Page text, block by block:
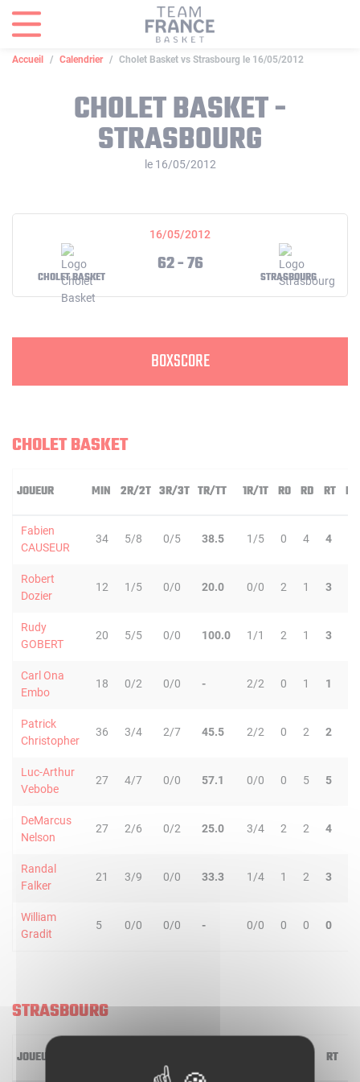
Accueil Calendrier Cholet Basket vs Strasbourg le 16/05/2012
CHOLET BASKET -
STRASBOURG
le 16/05/2012
16/05/2012
CHOLET BASKET
62 - 76
STRASBOURG
BOXSCORE
CHOLET BASKET
JOUEUR MIN 2R/2T 3R/3T TR/TT 1R/1T RO RD RT PD
Fabien
CAUSEUR
34 5/8 0/5 38.5 1/5 0 4 4
Robert
Dozier
12 1/5 0/0 20.0 0/0 2 1 3
Rudy
GOBERT
20 5/5 0/0 100.0 1/1 2 1 3
Carl Ona
Embo
18 0/2 0/0 - 2/2 0 1 1
Patrick
Christopher
36 3/4 2/7 45.5 2/2 0 2 2
Luc-Arthur
Vebobe
27 4/7 0/0 57.1 0/0 0 5 5
DeMarcus
Nelson
27 2/6 0/2 25.0 3/4 2 2 4
Randal
Falker
21 3/9 0/0 33.3 1/4 1 2 3
William
Gradit
5 0/0 0/0 - 0/0 0 0 0
STRASBOURG
JOUEUR RT
Panneau de gestion des cookies